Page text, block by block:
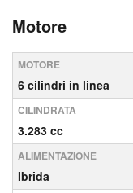
Motore
MOTORE
6 cilindri in linea
CILINDRATA
3.283 cc
ALIMENTAZIONE
Ibrida